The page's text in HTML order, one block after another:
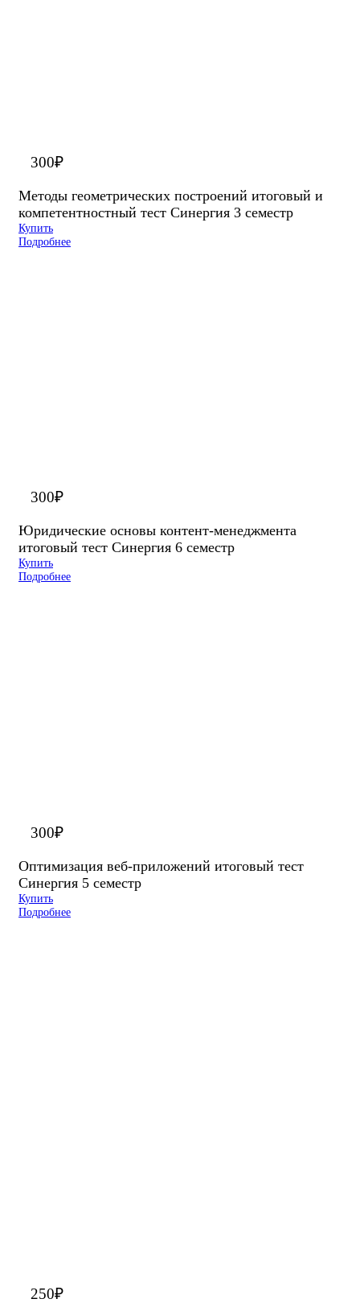
300₽
Методы геометрических построений итоговый и
компетентностный тест Синергия 3 семестр
Купить
Подробнее
300₽
Юридические основы контент-менеджмента
итоговый тест Синергия 6 семестр
Купить
Подробнее
300₽
Оптимизация веб-приложений итоговый тест
Синергия 5 семестр
Купить
Подробнее
250₽